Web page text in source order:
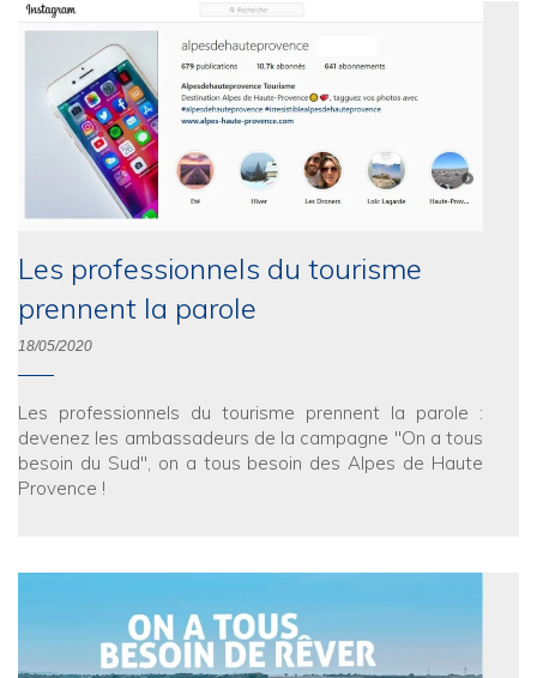
Les professionnels du tourisme
prennent la parole
18/05/2020
Les professionnels du tourisme prennent la parole :
devenez les ambassadeurs de la campagne "On a tous
besoin du Sud", on a tous besoin des Alpes de Haute
Provence !